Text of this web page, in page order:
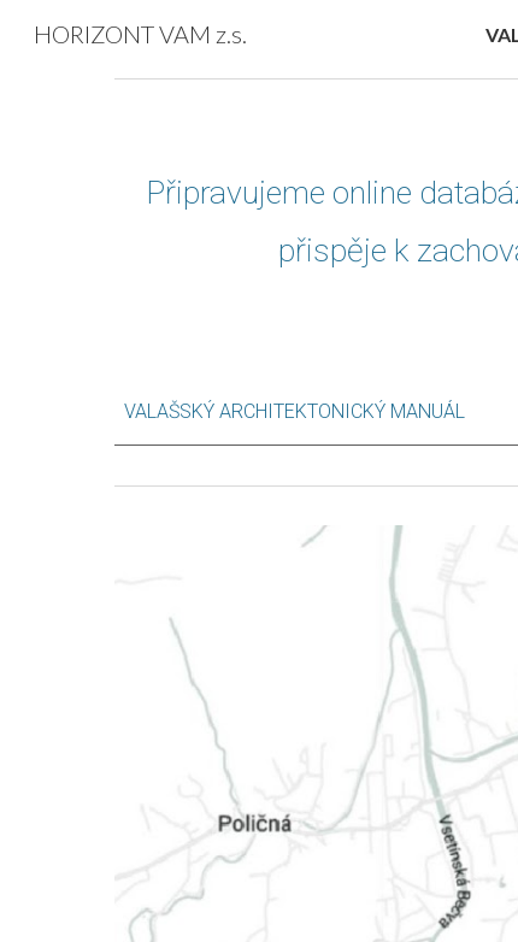
HORIZONT VAM z.s.
Připravujeme online
přispěje k
VALAŠSKÝ ARCHITEKTONICKÝ MANUÁL